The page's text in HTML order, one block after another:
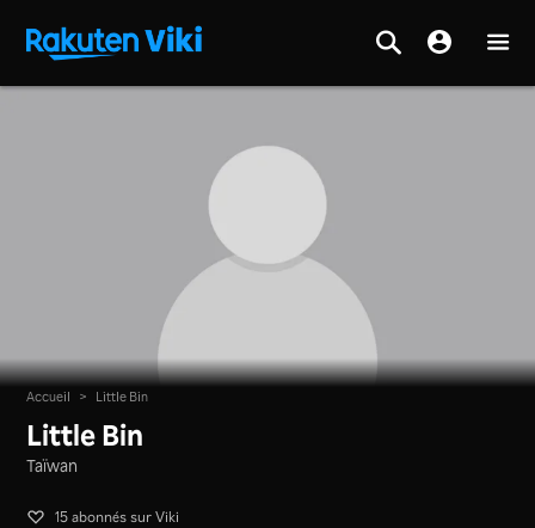
Accueil > Little Bin
Little Bin
Taïwan
15 abonnés sur Viki